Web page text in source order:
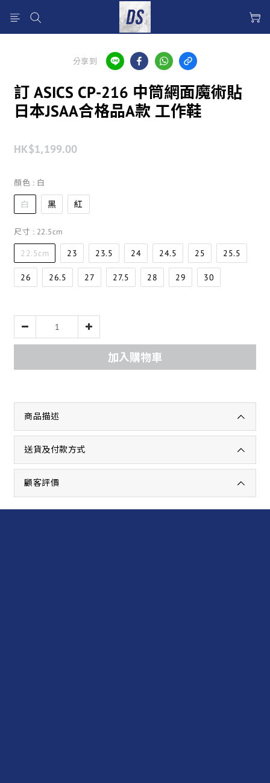
分享到
訂 ASICS CP-216 中筒網面魔術貼
日本JSAA合格品A款 工作鞋
HK$1,199.00
顏色 : 白
白 黑 紅
尺寸 : 22.5cm
22.5cm 23 23.5 24 24.5 25 25.5
26 26.5 27 27.5 28 29 30
加入購物車
商品描述
送貨及付款方式
顧客評價